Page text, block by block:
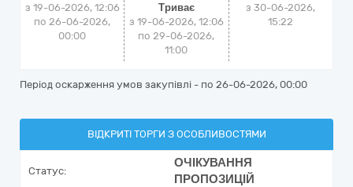
з 19-06-2026, 12:06
по 26-06-2026,
00:00
Триває
з 19-06-2026, 12:06
по 29-06-2026,
11:00
з30-06-2026,
15:22
Період оскарження умов закупівлі - по 26-06-2026, 00:00
ВІДКРИТІ ТОРГИ З ОСОБЛИВОСТЯМИ
Статус:
ОЧІКУВАННЯ
ПРОПОЗИЦІЙ